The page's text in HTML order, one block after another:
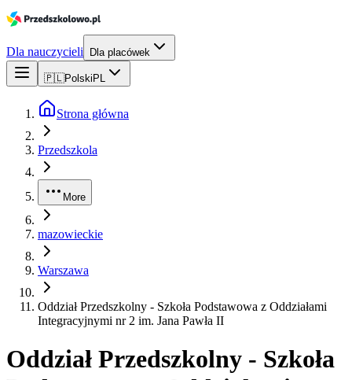
Dla nauczycieli Dla placówek
🇵🇱Polski PL
Strona główna
Przedszkola
More
mazowieckie
Warszawa
Oddział Przedszkolny - Szkoła Podstawowa z Oddziałami
Integracyjnymi nr 2 im. Jana Pawła II
Oddział Przedszkolny - Szkoła